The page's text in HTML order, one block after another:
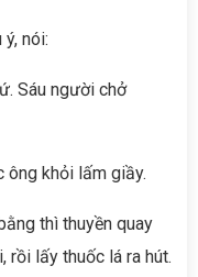
nói:
Sáu người chở
ông khỏi lấm giầy.
thì thuyền quay
rồi lấy thuốc lá ra hút.